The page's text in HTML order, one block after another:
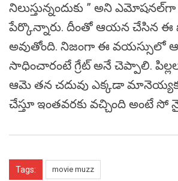
నిలుస్తున్నందుకు ” అని
పేర్కొన్నారు. దీంతో ఆయన చేసిన ఈ
అవుతోంది. నిజంగా ఈ వయస్సులో
సాధించారంటే గ్రేట్ అనే చెప్పాలి.
ఆమె తన చదువు ఎక్కడా
చేస్తూ ఇంతవరకు వచ్చింది అంటే సో
Tags: movie muzz